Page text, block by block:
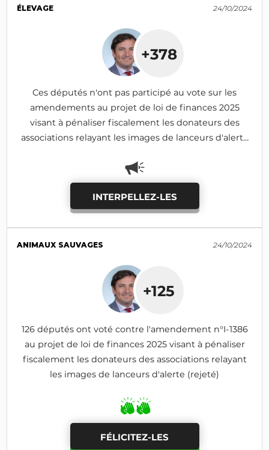
ÉLEVAGE 24/10/2024
+378
Ces députés n'ont pas participé au vote sur les
amendements au projet de loi de finances 2025
visant à pénaliser fiscalement les donateurs des
associations relayant les images de lanceurs d'alerte
INTERPELLEZ-LES
ANIMAUX SAUVAGES 24/10/2024
+125
126 députés ont voté contre l'amendement n°I-1386
au projet de loi de finances 2025 visant à pénaliser
fiscalement les donateurs des associations relayant
les images de lanceurs d'alerte (rejeté)
FÉLICITEZ-LES